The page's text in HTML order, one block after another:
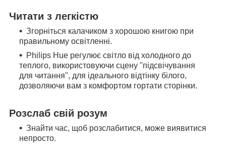
Читати з легкістю
Згорніться калачиком з хорошою книгою при
правильному освітленні.
Philips Hue регулює світло від холодного до
теплого, використовуючи сцену "підсвічування
для читання", для ідеального відтінку білого,
дозволяючи вам з комфортом гортати сторінки.
Розслаб свій розум
Знайти час, щоб розслабитися, може виявитися
непросто.